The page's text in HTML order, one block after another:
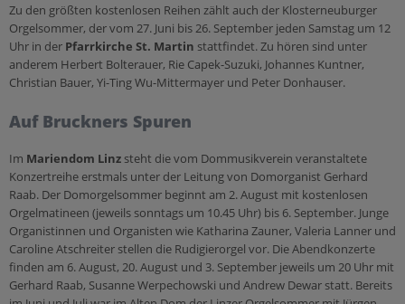
Heiliger Geist
Jesus
Maria
Gemeinschaft
Bibel
Zu den größten kostenlosen Reihen zählt auch der Klosterneuburger
Orgelsommer, der vom 27. Juni bis 26. September jeden Samstag um 12
Uhr in der Pfarrkirche St. Martin stattfindet. Zu hören sind unter
anderem Herbert Bolterauer, Rie Capek-Suzuki, Johannes Kuntner,
Christian Bauer, Yi-Ting Wu-Mittermayer und Peter Donhauser.
Auf Bruckners Spuren
Im Mariendom Linz steht die vom Dommusikverein veranstaltete
Konzertreihe erstmals unter der Leitung von Domorganist Gerhard
Raab. Der Domorgelsommer beginnt am 2. August mit kostenlosen
Orgelmatineen (jeweils sonntags um 10.45 Uhr) bis 6. September. Junge
Organistinnen und Organisten wie Katharina Zauner, Valeria Lanner und
Caroline Atschreiter stellen die Rudigierorgel vor. Die Abendkonzerte
finden am 6. August, 20. August und 3. September jeweils um 20 Uhr mit
Gerhard Raab, Susanne Werpechowski und Andrew Dewar statt. Bereits